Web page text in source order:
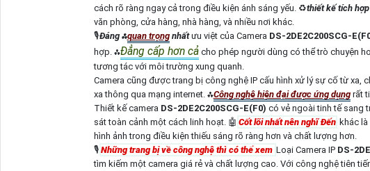
cách rõ ràng ngay cả trong điều kiện ánh sáng yếu. ♻thiết kế tích
văn phòng, cửa hàng, nhà hàng, và nhiều nơi khác.
🎙Đáng ⁂quan trọngnhấtưu việt của Camera DS-2DE2C200SCG-
hợp. ⁂Đẳng cấp hơn cảcho phép người dùng có thể trò chuyện
tương tác với môi trường xung quanh.
Camera cũng được trang bị công nghệ IP cấu hình xử lý sự cố từ
xa thông qua mạng internet. ⁂Công nghệ hiện đại được ứng dụngrất
Thiết kế camera DS-2DE2C200SCG-E(F0) có vẻ ngoài tinh tế sang
sát toàn cảnh một cách linh hoạt. 🤖️ Cốt lõi nhất nên nghĩ Đến khác
hình ảnh trong điều kiện thiếu sáng rõ ràng hơn và chất lượng hơn.
🎙 Những trang bị về công nghệ thì có thể xem Loại Camera IP DS-
tìm kiếm một camera giá rẻ và chất lượng cao. Với công nghệ tiên